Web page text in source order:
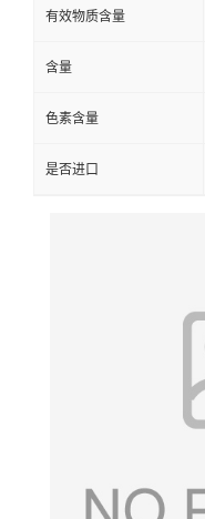
有效物质含量
含量
色素含量
是否进口